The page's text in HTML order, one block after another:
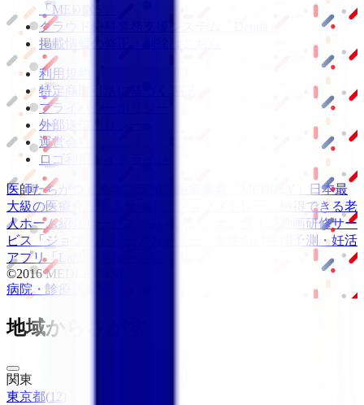
「MEDIXS」
クラウド歯科業務
掲載情報の修正・削除はこちら
利用規約
特定商取引法に基づく表記
プライバシーポリシー
外部送信ポリシー
運営会社
ロゴ利用ガイドライン
医師たちがつくる
日本最
大級の医療介護求人サイト 納得できる老
人ホーム紹介サービス
動画研修サー
ビス
「ジョブメドレー
生理予測・妊活
アプリ「Lalune(ラルーン)」
©2016 MEDLEY, INC.
病院・診療所
地域からさがす
関東
東京都(12